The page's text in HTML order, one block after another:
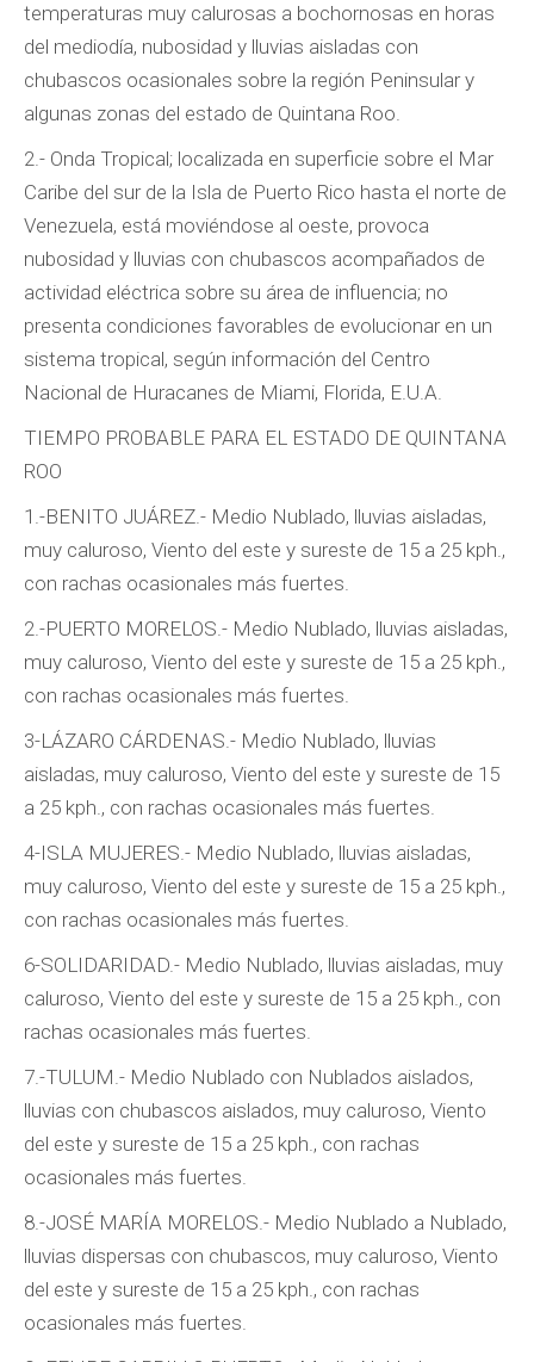
temperaturas muy calurosas a bochornosas en horas
del mediodía, nubosidad y lluvias aisladas con
chubascos ocasionales sobre la región Peninsular y
algunas zonas del estado de Quintana Roo.
2.- Onda Tropical; localizada en superficie sobre el Mar
Caribe del sur de la Isla de Puerto Rico hasta el norte de
Venezuela, está moviéndose al oeste, provoca
nubosidad y lluvias con chubascos acompañados de
actividad eléctrica sobre su área de influencia; no
presenta condiciones favorables de evolucionar en un
sistema tropical, según información del Centro
Nacional de Huracanes de Miami, Florida, E.U.A.
TIEMPO PROBABLE PARA EL ESTADO DE QUINTANA
ROO
1.-BENITO JUÁREZ.- Medio Nublado, lluvias aisladas,
muy caluroso, Viento del este y sureste de 15 a 25 kph.,
con rachas ocasionales más fuertes.
2.-PUERTO MORELOS.- Medio Nublado, lluvias aisladas,
muy caluroso, Viento del este y sureste de 15 a 25 kph.,
con rachas ocasionales más fuertes.
3-LÁZARO CÁRDENAS.- Medio Nublado, lluvias
aisladas, muy caluroso, Viento del este y sureste de 15
a 25 kph., con rachas ocasionales más fuertes.
4-ISLA MUJERES.- Medio Nublado, lluvias aisladas,
muy caluroso, Viento del este y sureste de 15 a 25 kph.,
con rachas ocasionales más fuertes.
6-SOLIDARIDAD.- Medio Nublado, lluvias aisladas, muy
caluroso, Viento del este y sureste de 15 a 25 kph., con
rachas ocasionales más fuertes.
7.-TULUM.- Medio Nublado con Nublados aislados,
lluvias con chubascos aislados, muy caluroso, Viento
del este y sureste de 15 a 25 kph., con rachas
ocasionales más fuertes.
8.-JOSÉ MARÍA MORELOS.- Medio Nublado a Nublado,
lluvias dispersas con chubascos, muy caluroso, Viento
del este y sureste de 15 a 25 kph., con rachas
ocasionales más fuertes.